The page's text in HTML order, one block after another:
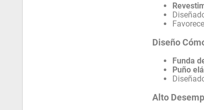
Diseño
Funda
Puño
Alto